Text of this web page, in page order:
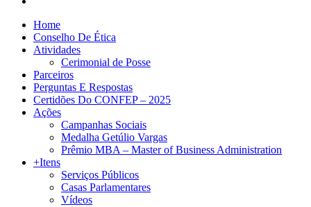
Home
Conselho De Ética
Atividades
Cerimonial de Posse
Parceiros
Perguntas E Respostas
Certidões Do CONFEP – 2025
Ações
Campanhas Sociais
Medalha Getúlio Vargas
Prêmio MBA – Master of Business Administration
+Itens
Serviços Públicos
Casas Parlamentares
Vídeos